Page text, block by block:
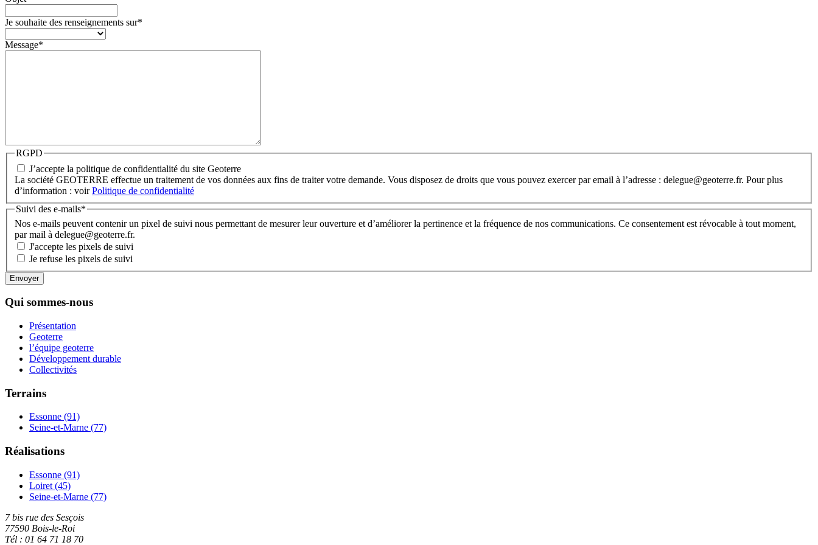
Je souhaite des renseignements sur*
Message*
RGPD
J’accepte la politique de confidentialité du site Geoterre
La société GEOTERRE effectue un traitement de vos données aux fins de traiter votre demande. Vous disposez de droits que vous pouvez exercer par email à l’adresse : delegue@geoterre.fr. Pour plus
d’information : voirPolitique de confidentialité
Suivi des e-mails*
Nos e-mails peuvent contenir un pixel de suivi nous permettant de mesurer leur ouverture et d’améliorer la pertinence et la fréquence de nos communications. Ce consentement est révocable à tout moment,
par mail à delegue@geoterre.fr.
J'accepte les pixels de suivi
Je refuse les pixels de suivi
Envoyer
Qui sommes-nous
Présentation
Geoterre
l’équipe geoterre
Développement durable
Collectivités
Terrains
Essonne (91)
Seine-et-Marne (77)
Réalisations
Essonne (91)
Loiret (45)
Seine-et-Marne (77)
7 bis rue des Sesçois
77590 Bois-le-Roi
Tél : 01 64 71 18 70